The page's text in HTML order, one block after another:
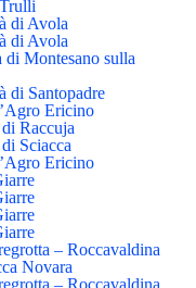
di Avola
di Avola
di Montesano sulla
di Santopadre
Ericino
Raccuja
Sciacca
Ericino
– Roccavaldina
Novara
– Roccavaldina